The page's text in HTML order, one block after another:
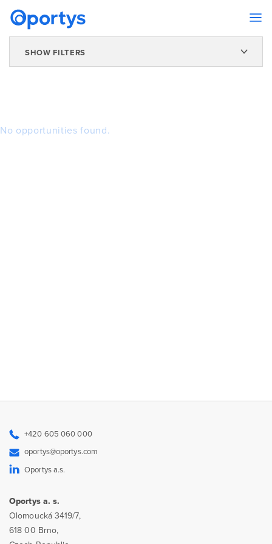
SHOW FILTERS
No opportunities found.
+420 605 060 000
oportys@oportys.com
Oportys a.s.
Oportys a. s.
Olomoucká 3419/7,
618 00 Brno,